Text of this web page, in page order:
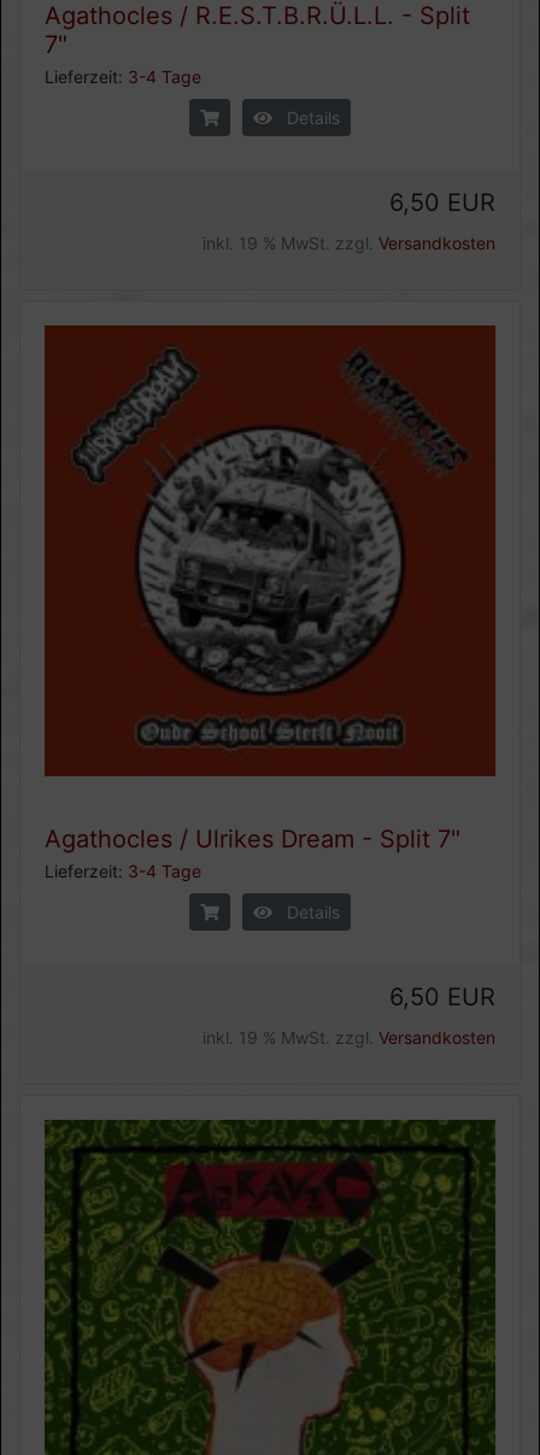
Agathocles / R.E.S.T.B.R.Ü.L.L. - Split
7"
Lieferzeit: 3-4 Tage
Details
6,50 EUR
inkl. 19 % MwSt. zzgl. Versandkosten
Agathocles / Ulrikes Dream - Split 7"
Lieferzeit: 3-4 Tage
Details
6,50 EUR
inkl. 19 % MwSt. zzgl. Versandkosten